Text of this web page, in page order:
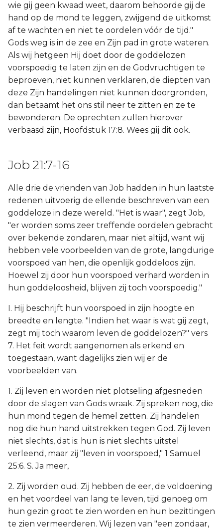
wie gij geen kwaad weet, daarom behoorde gij de
hand op de mond te leggen, zwijgend de uitkomst
af te wachten en niet te oordelen vóór de tijd."
Gods weg is in de zee en Zijn pad in grote wateren.
Als wij hetgeen Hij doet door de goddelozen
voorspoedig te laten zijn en de Godvruchtigen te
beproeven, niet kunnen verklaren, de diepten van
deze Zijn handelingen niet kunnen doorgronden,
dan betaamt het ons stil neer te zitten en ze te
bewonderen. De oprechten zullen hierover
verbaasd zijn, Hoofdstuk 17:8. Wees gij dit ook.
Job 21:7-16
Alle drie de vrienden van Job hadden in hun laatste
redenen uitvoerig de ellende beschreven van een
goddeloze in deze wereld. "Het is waar", zegt Job,
"er worden soms zeer treffende oordelen gebracht
over bekende zondaren, maar niet altijd, want wij
hebben vele voorbeelden van de grote, langdurige
voorspoed van hen, die openlijk goddeloos zijn.
Hoewel zij door hun voorspoed verhard worden in
hun goddeloosheid, blijven zij toch voorspoedig."
I. Hij beschrijft hun voorspoed in zijn hoogte en
breedte en lengte. "Indien het waar is wat gij zegt,
zegt mij toch waarom leven de goddelozen?" vers
7. Het feit wordt aangenomen als erkend en
toegestaan, want dagelijks zien wij er de
voorbeelden van.
1. Zij leven en worden niet plotseling afgesneden
door de slagen van Gods wraak. Zij spreken nog, die
hun mond tegen de hemel zetten. Zij handelen
nog die hun hand uitstrekken tegen God. Zij leven
niet slechts, dat is: hun is niet slechts uitstel
verleend, maar zij "leven in voorspoed," 1 Samuel
25:6. S. Ja meer,
2. Zij worden oud. Zij hebben de eer, de voldoening
en het voordeel van lang te leven, tijd genoeg om
hun gezin groot te zien worden en hun bezittingen
te zien vermeerderen. Wij lezen van "een zondaar,